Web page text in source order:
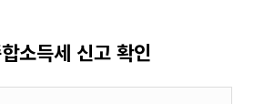
소득세 신고 확인